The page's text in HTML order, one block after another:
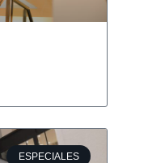
ESPECIALES